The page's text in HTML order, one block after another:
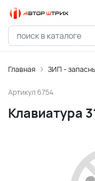
Главная ЗИП -
Артикул 6754
Клавиатура